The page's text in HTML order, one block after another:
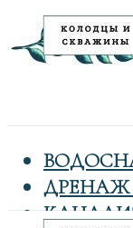
ДРЕНАЖ